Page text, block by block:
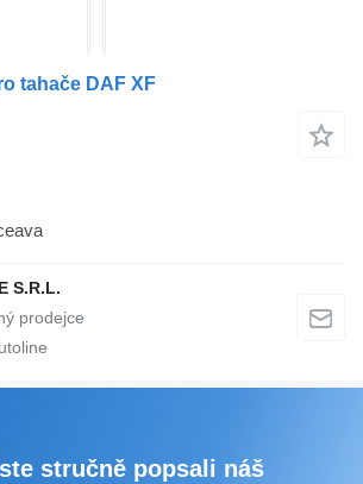
tahače DAF XF
S.R.L.
stručně popsali náš